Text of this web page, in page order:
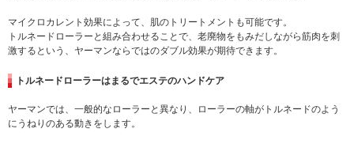
マイクロカレント効果によって、肌のトリートメントも可能です。
トルネードローラーと組み合わせることで、老廃物をもみだしながら筋肉を刺
激するという、ヤーマンならではのダブル効果が期待できます。
トルネードローラーはまるでエステのハンドケア
ヤーマンでは、一般的なローラーと異なり、ローラーの軸がトルネードのよう
にうねりのある動きをします。